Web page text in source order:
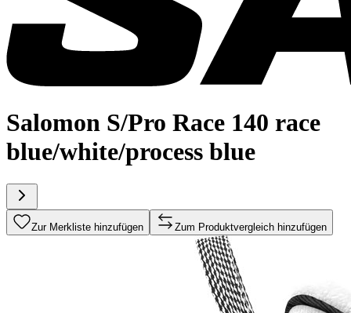
Salomon S/Pro Race 140 race
blue/white/process blue
Zur Merkliste hinzufügen Zum Produktvergleich hinzufügen